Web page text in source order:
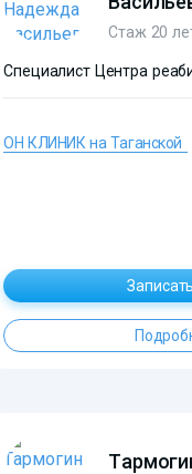
Стаж 20
Специалист Центра
ОН КЛИНИК на Таганской